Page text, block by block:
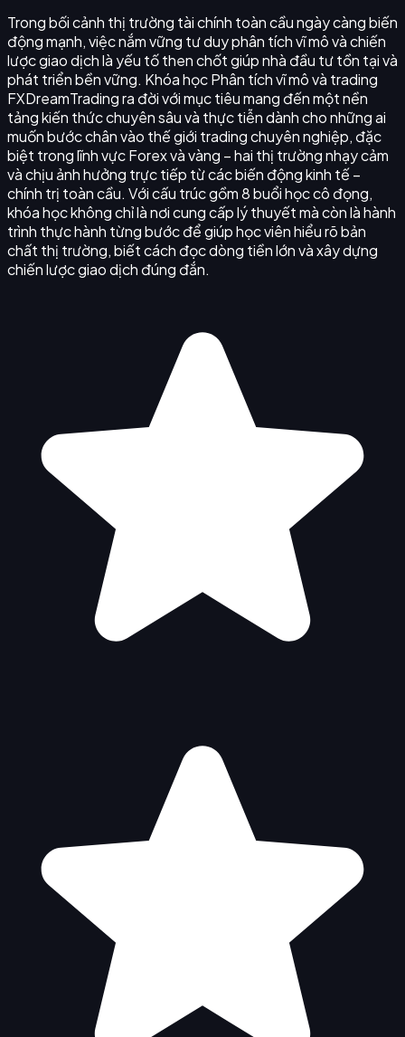
Trong bối cảnh thị trường tài chính toàn cầu ngày càng biến
động mạnh, việc nắm vững tư duy phân tích vĩ mô và chiến
lược giao dịch là yếu tố then chốt giúp nhà đầu tư tồn tại và
phát triển bền vững. Khóa học Phân tích vĩ mô và trading
FXDreamTrading ra đời với mục tiêu mang đến một nền
tảng kiến thức chuyên sâu và thực tiễn dành cho những ai
muốn bước chân vào thế giới trading chuyên nghiệp, đặc
biệt trong lĩnh vực Forex và vàng – hai thị trường nhạy cảm
và chịu ảnh hưởng trực tiếp từ các biến động kinh tế –
chính trị toàn cầu. Với cấu trúc gồm 8 buổi học cô đọng,
khóa học không chỉ là nơi cung cấp lý thuyết mà còn là hành
trình thực hành từng bước để giúp học viên hiểu rõ bản
chất thị trường, biết cách đọc dòng tiền lớn và xây dựng
chiến lược giao dịch đúng đắn.